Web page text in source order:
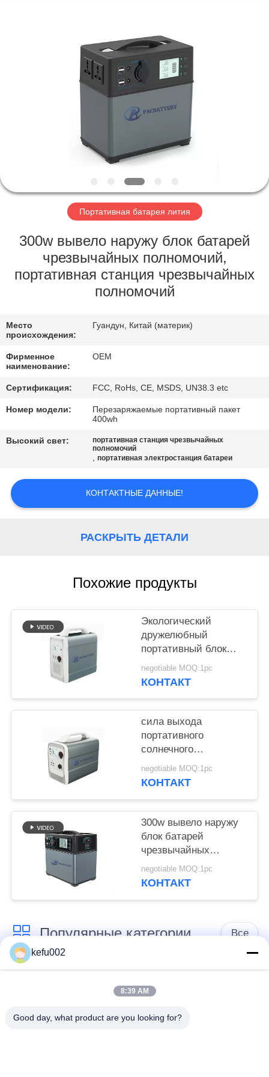
ПРОДУКТЫ
ПУТЕШЕСТВИЕ
ФАБРИКИ
ПРОВЕРКА
КАЧЕСТВА
МЫ
BLOG
СПРОСИТЕ
САЙТА
Портативная батарея лития
300w вывело наружу блок батарей
чрезвычайных полномочий,
портативная станция чрезвычайных
полномочий
Место
происхождения:
Гуандун, Китай (материк)
Фирменное
наименование:
OEM
Сертификация: FCC, RoHs, CE, MSDS, UN38.3 etc
Номер модели:
Перезаряжаемые портативный пакет
400wh
Высокий свет:
портативная станция чрезвычайных
полномочий
,портативная электростанция батареи
КОНТАКТНЫЕ ДАННЫЕ!
РАСКРЫТЬ ДЕТАЛИ
Похожие продукты
Экологический
дружелюбный
портативный блок
батарей 1500wh
лития для хранения
negotiable MOQ:1pc
КОНТАКТ
сила выхода
портативного
солнечного
генератора 600w
супер с батареей
negotiable MOQ:1pc
КОНТАКТ
300w вывело наружу
блок батарей
чрезвычайных
полномочий,
портативная станция
negotiable MOQ:1pc
КОНТАКТ
Популярные категории Все
Глубокая батарея
цикла ЛиФеПо4
Перезаряжаемые
Солнечная батарея
kefu002
8:39 AM
Good day, what product are you looking for?